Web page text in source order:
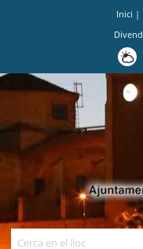
Inici |